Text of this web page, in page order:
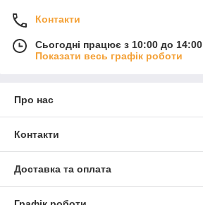
Контакти
Сьогодні працює з 10:00 до 14:00
Показати весь графік роботи
Про нас
Контакти
Доставка та оплата